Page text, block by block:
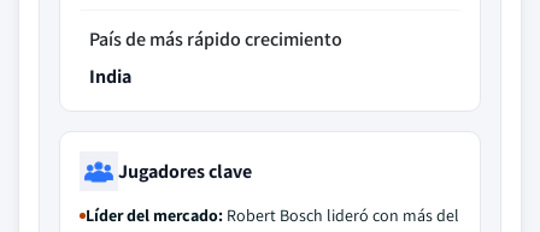
País de más rápido crecimiento
India
Jugadores clave
Líder del mercado: Robert Bosch lideró con más del